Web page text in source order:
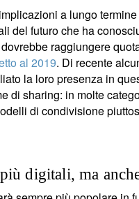
a lungo
del futuro che ha
raggiungere
al 2019. Di recente
la loro presenza in
di sharing: in molte
di condivisione
digitali, ma